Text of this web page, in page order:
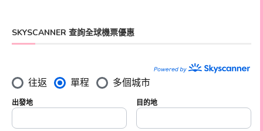
SKYSCANNER 查詢全球機票優惠